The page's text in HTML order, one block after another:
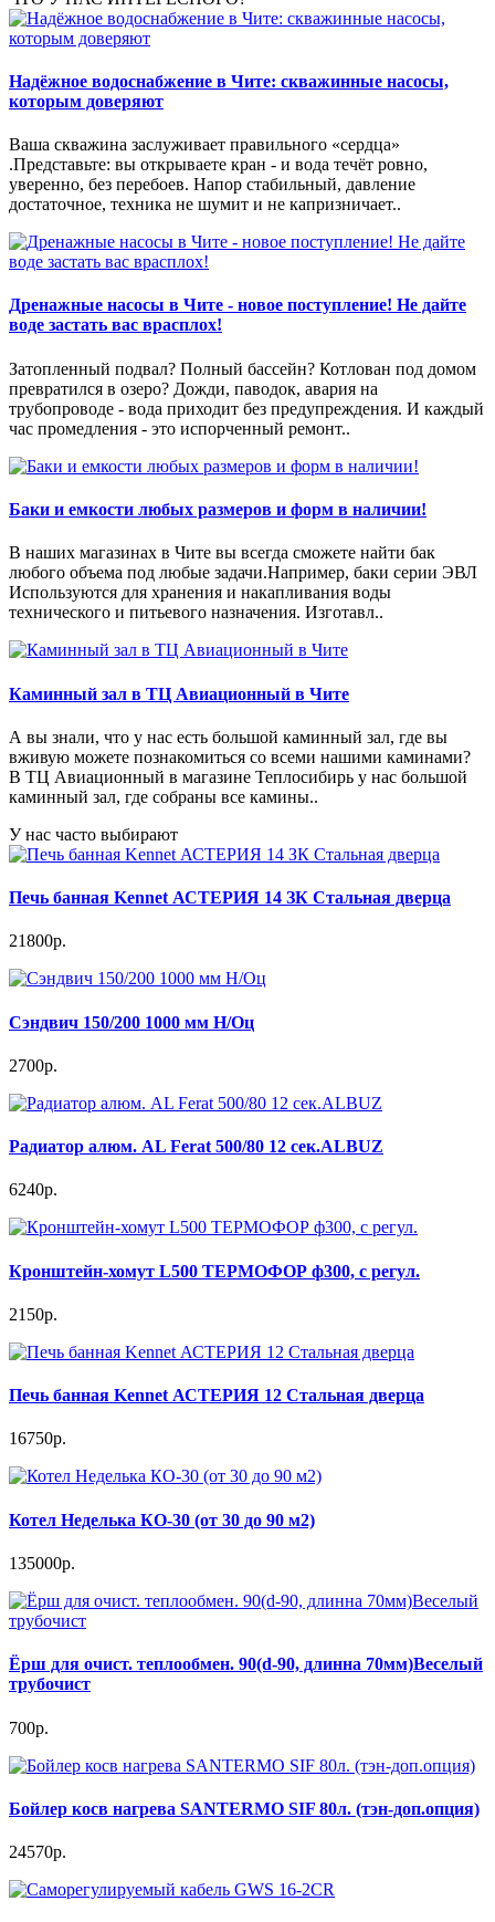
Надёжное водоснабжение в Чите: скважинные насосы,
которым доверяют
Ваша скважина заслуживает правильного «сердца»
.Представьте: вы открываете кран - и вода течёт ровно,
уверенно, без перебоев. Напор стабильный, давление
достаточное, техника не шумит и не капризничает..
Дренажные насосы в Чите - новое поступление! Не дайте
воде застать вас врасплох!
Затопленный подвал? Полный бассейн? Котлован под домом
превратился в озеро? Дожди, паводок, авария на
трубопроводе - вода приходит без предупреждения. И каждый
час промедления - это испорченный ремонт..
Баки и емкости любых размеров и форм в наличии!
В наших магазинах в Чите вы всегда сможете найти бак
любого объема под любые задачи.Например, баки серии ЭВЛ
Используются для хранения и накапливания воды
технического и питьевого назначения. Изготавл..
Каминный зал в ТЦ Авиационный в Чите
А вы знали, что у нас есть большой каминный зал, где вы
вживую можете познакомиться со всеми нашими каминами?
В ТЦ Авиационный в магазине Теплосибирь у нас большой
каминный зал, где собраны все камины..
У нас часто выбирают
Печь банная Kennet АСТЕРИЯ 14 ЗК Стальная дверца
21800р.
Сэндвич 150/200 1000 мм Н/Оц
2700р.
Радиатор алюм. AL Ferat 500/80 12 сек.ALBUZ
6240р.
Кронштейн-хомут L500 ТЕРМОФОР ф300, с регул.
2150р.
Печь банная Kennet АСТЕРИЯ 12 Стальная дверца
16750р.
Котел Неделька КО-30 (от 30 до 90 м2)
135000р.
Ёрш для очист. теплообмен. 90(d-90, длинна 70мм)Веселый
трубочист
700р.
Бойлер косв нагрева SANTERMO SIF 80л. (тэн-доп.опция)
24570р.